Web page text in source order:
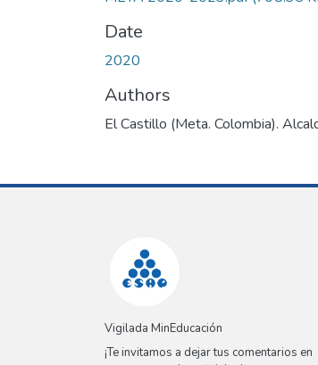
Date
2020
Authors
El Castillo (Meta. Colombia).
Vigilada MinEducación
¡Te invitamos a dejar tus comentarios en